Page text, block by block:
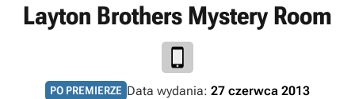
Layton Brothers Mystery Room
PO PREMIERZE Data wydania: 27 czerwca 2013